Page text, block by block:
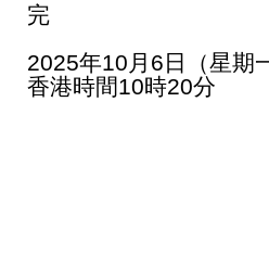
完
2025年10月6日（星期
香港時間10時20分